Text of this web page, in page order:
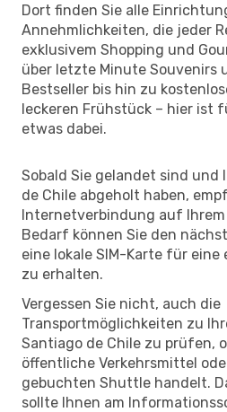
Dort finden Sie alle
Annehmlichkeiten, die jeder
exklusivem Shopping und
über letzte Minute Souvenirs
Bestseller bis hin zu
leckeren Frühstück – hier ist
etwas dabei.
Sobald Sie gelandet sind und
de Chile abgeholt haben,
Internetverbindung auf Ihrem
Bedarf können Sie den
eine lokale SIM-Karte für
zu erhalten.
Vergessen Sie nicht, auch die
Transportmöglichkeiten zu
Santiago de Chile zu prüfen,
öffentliche Verkehrsmittel
gebuchten Shuttle handelt.
sollte Ihnen am